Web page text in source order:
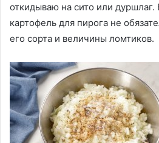
откидываю на сито или дуршлаг.
картофель для пирога не
его сорта и величины ломтиков.